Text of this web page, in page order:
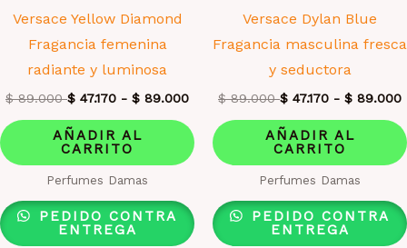
Versace Yellow Diamond
Fragancia femenina
radiante y luminosa
$89.000 $ 47.170 - $ 89.000
AÑADIR AL
CARRITO
Perfumes Damas
PEDIDO CONTRA
ENTREGA
Versace Dylan Blue
Fragancia masculina fresca
y seductora
$89.000 $ 47.170 - $ 89.000
AÑADIR AL
CARRITO
Perfumes Damas
PEDIDO CONTRA
ENTREGA